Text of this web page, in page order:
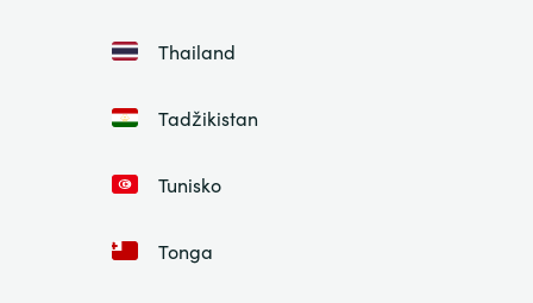
Thailand
Tadžikistan
Tunisko
Tonga